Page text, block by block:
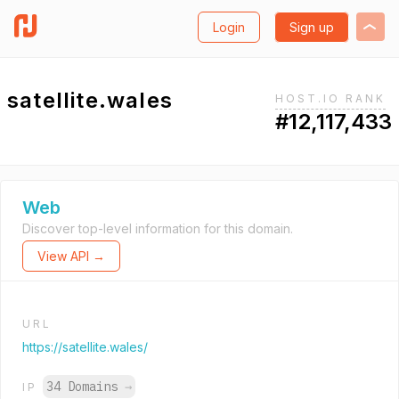
Login Sign up
satellite.wales HOST.IO RANK
#12,117,433
Web
Discover top-level information for this domain.
View API →
URL
https://satellite.wales/
IP 34 Domains →